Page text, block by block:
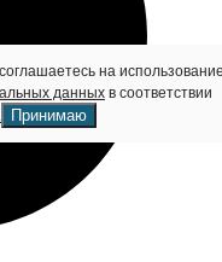
на
данных в соответствии
Принимаю